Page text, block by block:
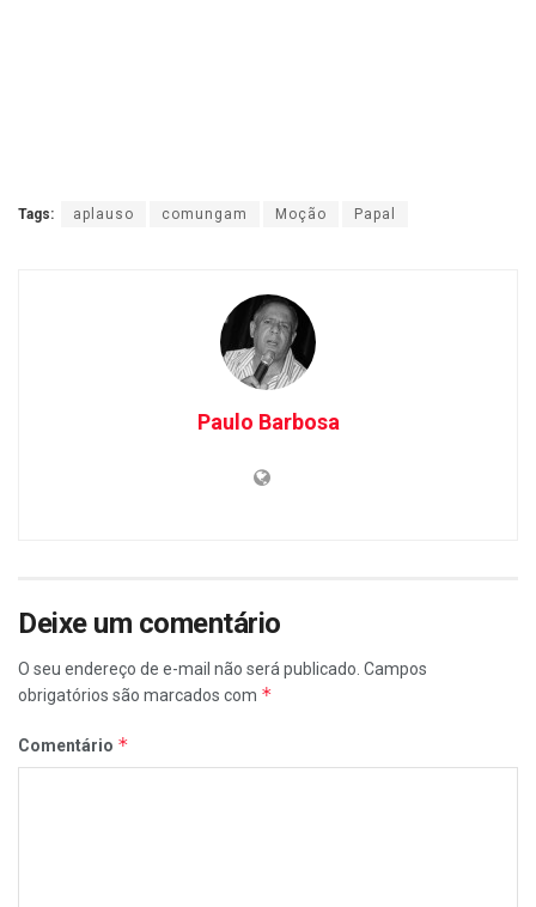
Tags: aplauso comungam Moção Papal
Paulo Barbosa
Deixe um comentário
O seu endereço de e-mail não será publicado. Campos
obrigatórios são marcados com *
Comentário *